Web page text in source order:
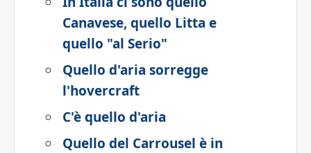
Canavese, quello Litta e
quello "al Serio"
Quello d'aria sorregge
l'hovercraft
C'è quello d'aria
Quello del Carrousel è in